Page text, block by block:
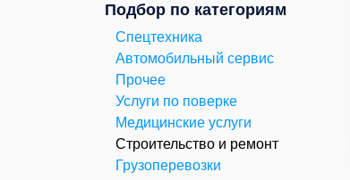
Подбор по категориям
Спецтехника
Автомобильный сервис
Прочее
Услуги по поверке
Медицинские услуги
Строительство и ремонт
Грузоперевозки